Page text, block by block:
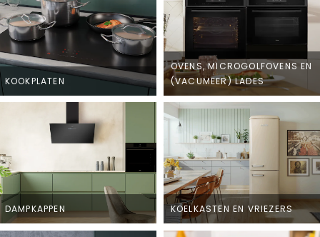
KOOKPLATEN
OVENS, MICROGOLFOVENS EN
(VACUMEER) LADES
DAMPKAPPEN KOELKASTEN EN VRIEZERS